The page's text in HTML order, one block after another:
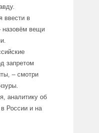
ввести в
назовём вещи
запретом
– смотри
аналитику об
России и на